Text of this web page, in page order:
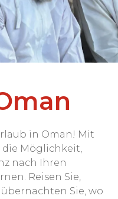
in Oman! Mit
die Möglichkeit,
nach Ihren
Reisen Sie,
Sie, wo